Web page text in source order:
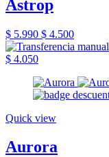
Astrop
$ 5.990 $ 4.500
$ 4.050
Quick view
Aurora